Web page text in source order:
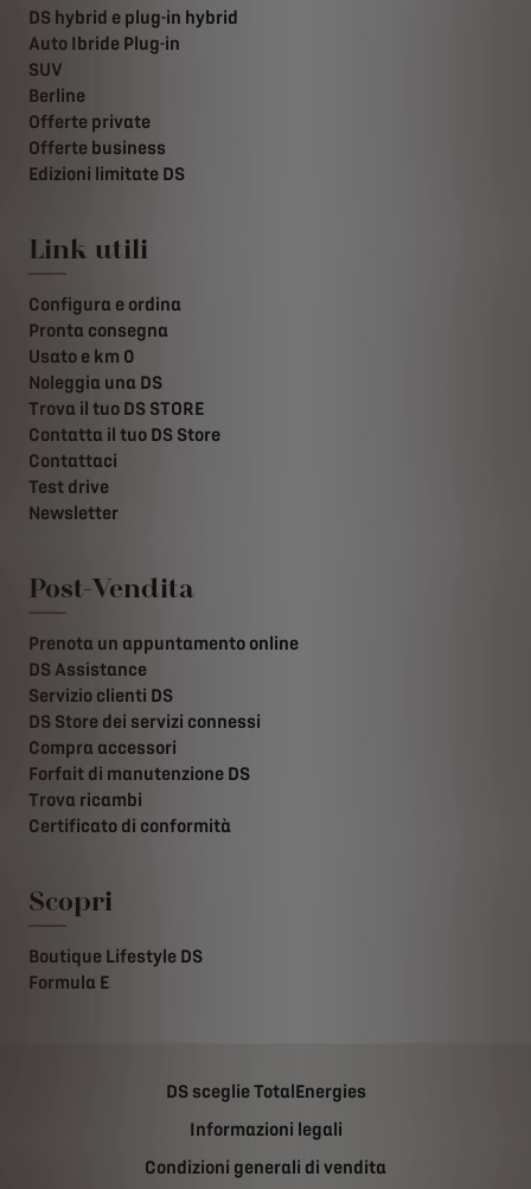
DS hybrid e plug-in hybrid
Auto Ibride Plug-in
SUV
Berline
Offerte private
Offerte business
Edizioni limitate DS
Link utili
Configura e ordina
Pronta consegna
Usato e km 0
Noleggia una DS
Trova il tuo DS STORE
Contatta il tuo DS Store
Contattaci
Test drive
Newsletter
Post-Vendita
Prenota un appuntamento online
DS Assistance
Servizio clienti DS
DS Store dei servizi connessi
Compra accessori
Forfait di manutenzione DS
Trova ricambi
Certificato di conformità
Scopri
Boutique Lifestyle DS
Formula E
DS sceglie TotalEnergies
Informazioni legali
Condizioni generali di vendita